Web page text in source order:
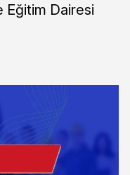
Eğitim Dairesi